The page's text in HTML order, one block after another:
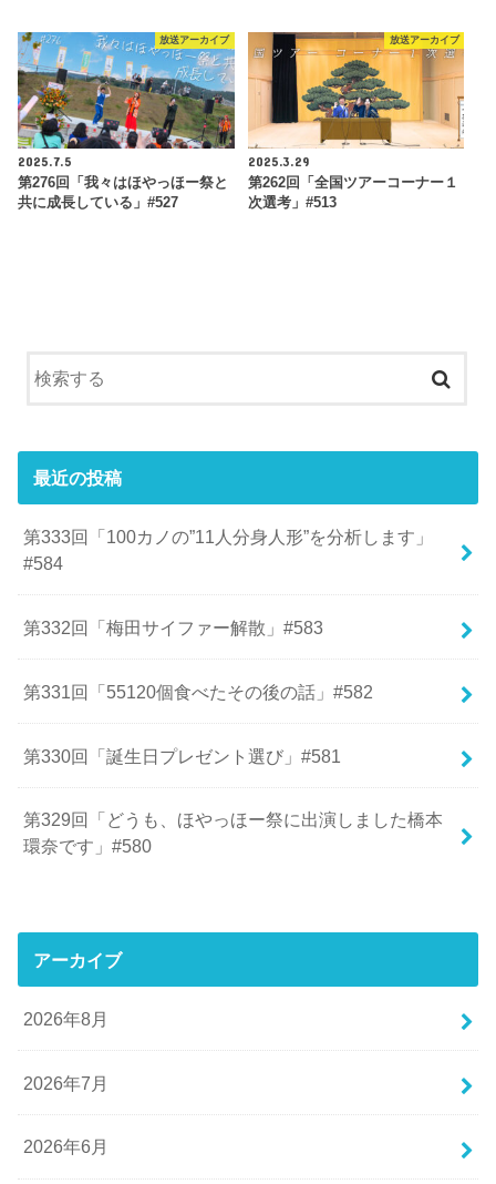
放送アーカイブ
2025.7.5
第276回「我々はほやっほー祭と
共に成長している」#527
放送アーカイブ
2025.3.29
第262回「全国ツアーコーナー１
次選考」#513
最近の投稿
第333回「100カノの”11人分身人形”を分析します」
#584
第332回「梅田サイファー解散」#583
第331回「55120個食べたその後の話」#582
第330回「誕生日プレゼント選び」#581
第329回「どうも、ほやっほー祭に出演しました橋本
環奈です」#580
アーカイブ
2026年8月
2026年7月
2026年6月